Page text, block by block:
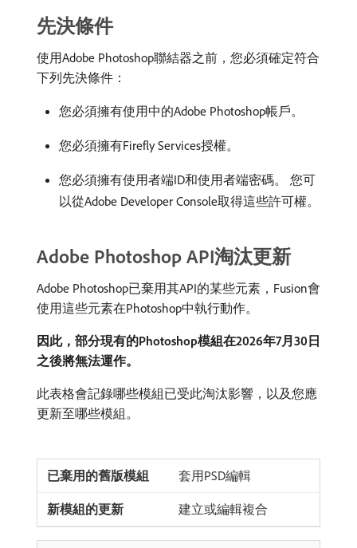
先決條件
使用Adobe Photoshop聯結器之前，您必須確定符合
下列先決條件：
您必須擁有使用中的Adobe Photoshop帳戶。
您必須擁有Firefly Services授權。
您必須擁有使用者端ID和使用者端密碼。 您可
以從Adobe Developer Console取得這些許可權。
Adobe Photoshop API淘汰更新
Adobe Photoshop已棄用其API的某些元素，Fusion會
使用這些元素在Photoshop中執行動作。
因此，部分現有的Photoshop模組在2026年7月30日
之後將無法運作。
此表格會記錄哪些模組已受此淘汰影響，以及您應
更新至哪些模組。
套用PSD編輯
建立或編輯複合